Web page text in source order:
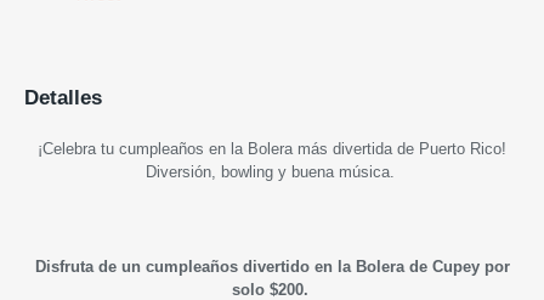
Detalles
¡Celebra tu cumpleaños en la Bolera más divertida de Puerto Rico!
Diversión, bowling y buena música.
Disfruta de un cumpleaños divertido en la Bolera de Cupey por
solo $200.